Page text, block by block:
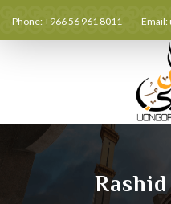
Phone: +966 56 961 8011 Email: